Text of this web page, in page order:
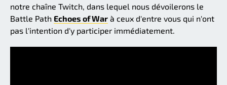
notre chaîne Twitch, dans lequel nous dévoilerons le
Battle Path Echoes of War à ceux d'entre vous qui n'ont
pas l'intention d'y participer immédiatement.